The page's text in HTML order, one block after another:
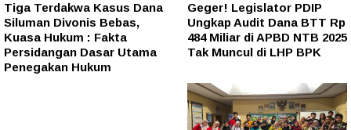
Tiga Terdakwa Kasus Dana
Siluman Divonis Bebas,
Kuasa Hukum : Fakta
Persidangan Dasar Utama
Penegakan Hukum
Geger! Legislator PDIP
Ungkap Audit Dana BTT Rp
484 Miliar di APBD NTB 2025
Tak Muncul di LHP BPK